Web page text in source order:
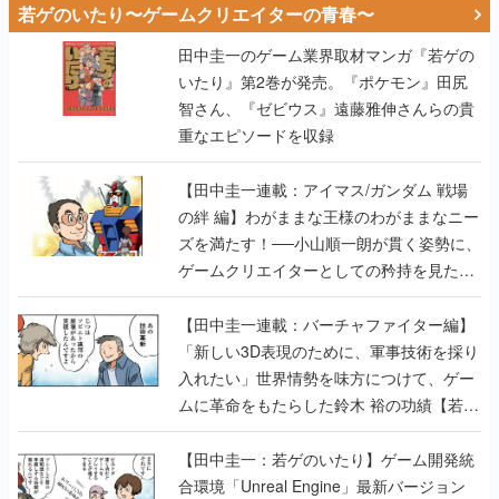
若ゲのいたり〜ゲームクリエイターの青春〜
田中圭一のゲーム業界取材マンガ『若ゲの
いたり』第2巻が発売。『ポケモン』田尻
智さん、『ゼビウス』遠藤雅伸さんらの貴
重なエピソードを収録
【田中圭一連載：アイマス/ガンダム 戦場
の絆 編】わがままな王様のわがままなニー
ズを満たす！──小山順一朗が貫く姿勢に、
ゲームクリエイターとしての矜持を見た
【若ゲのいたり最終回】
【田中圭一連載：バーチャファイター編】
「新しい3D表現のために、軍事技術を採り
入れたい」世界情勢を味方につけて、ゲー
ムに革命をもたらした鈴木 裕の功績【若ゲ
のいたり】
【田中圭一：若ゲのいたり】ゲーム開発統
合環境「Unreal Engine」最新バージョン